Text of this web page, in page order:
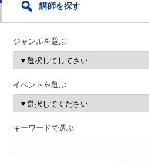
講師を探す
ジャンルを選ぶ
イベントを選ぶ
キーワードで選ぶ